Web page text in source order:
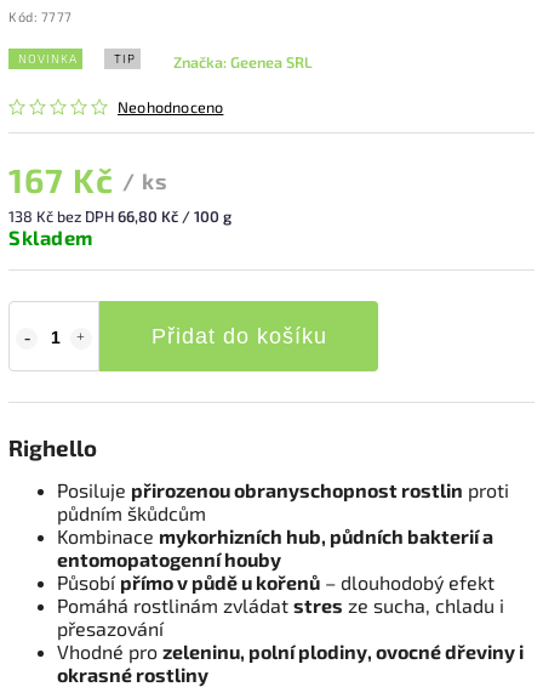
Kód: 7777
NOVINKA TIP
Neohodnoceno
Značka:Geenea SRL
167 Kč / ks
138 Kč bez DPH66,80 Kč / 100 g
Skladem
Přidat do košíku
Righello
Posiluje přirozenou obranyschopnost rostlin proti
půdním škůdcům
Kombinace mykorhizních hub, půdních bakterií a
entomopatogenní houby
Působí přímo v půdě u kořenů – dlouhodobý efekt
Pomáhá rostlinám zvládat stres ze sucha, chladu i
přesazování
Vhodné pro zeleninu, polní plodiny, ovocné dřeviny i
okrasné rostliny